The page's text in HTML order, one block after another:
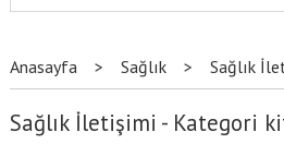
Anasayfa > Sağlık > Sağlık
Sağlık İletişimi - Kategori